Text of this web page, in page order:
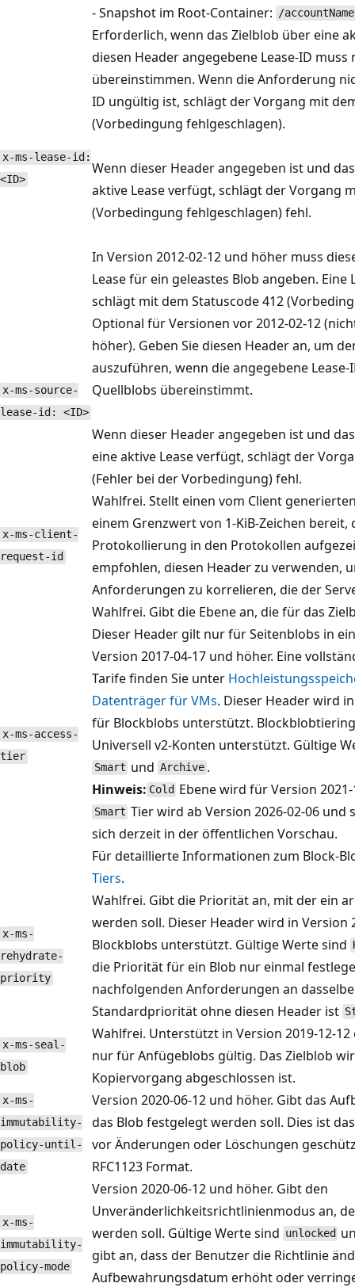
- Snapshot im Root-Container: /
x-ms-lease-id:
<ID>
Erforderlich, wenn das Zielblob über eine
diesen Header angegebene Lease-ID muss
übereinstimmen. Wenn die Anforderung
ID ungültig ist, schlägt der Vorgang mit
(Vorbedingung fehlgeschlagen).
Wenn dieser Header angegeben ist und
aktive Lease verfügt, schlägt der Vorgang
(Vorbedingung fehlgeschlagen) fehl.
In Version 2012-02-12 und höher muss
Lease für ein geleastes Blob angeben.
schlägt mit dem Statuscode 412
x-ms-source-
lease-id: <ID>
Optional für Versionen vor 2012-02-12
höher). Geben Sie diesen Header an, um
auszuführen, wenn die angegebene
Quellblobs übereinstimmt.
Wenn dieser Header angegeben ist und
eine aktive Lease verfügt, schlägt der
(Fehler bei der Vorbedingung) fehl.
x-ms-client-
request-id
Wahlfrei. Stellt einen vom Client
einem Grenzwert von 1-KiB-Zeichen
Protokollierung in den Protokollen
empfohlen, diesen Header zu verwenden,
Anforderungen zu korrelieren, die der
x-ms-access-
tier
Wahlfrei. Gibt die Ebene an, die für das
Dieser Header gilt nur für Seitenblobs in
Version 2017-04-17 und höher. Eine
Tarife finden Sie unter
Datenträger für VMs. Dieser Header wird
für Blockblobs unterstützt.
Universell v2-Konten unterstützt. Gültige
Smart und Archive .
Hinweis: Cold Ebene wird für Version
Smart Tier wird ab Version 2026-02-06
sich derzeit in der öffentlichen Vorschau.
Für detaillierte Informationen zum Block-
Tiers.
x-ms-
rehydrate-
priority
Wahlfrei. Gibt die Priorität an, mit der ein
werden soll. Dieser Header wird in Version
Blockblobs unterstützt. Gültige Werte sind
die Priorität für ein Blob nur einmal
nachfolgenden Anforderungen an
Standardpriorität ohne diesen Header ist
x-ms-seal-
blob
Wahlfrei. Unterstützt in Version 2019-12-
nur für Anfügeblobs gültig. Das Zielblob
Kopiervorgang abgeschlossen ist.
x-ms-
immutability-
policy-until-
date
Version 2020-06-12 und höher. Gibt das
das Blob festgelegt werden soll. Dies ist
vor Änderungen oder Löschungen
RFC1123 Format.
x-ms-
immutability-
policy-mode
Version 2020-06-12 und höher. Gibt den
Unveränderlichkeitsrichtlinienmodus an,
werden soll. Gültige Werte sind unlocked
gibt an, dass der Benutzer die Richtlinie
Aufbewahrungsdatum erhöht oder